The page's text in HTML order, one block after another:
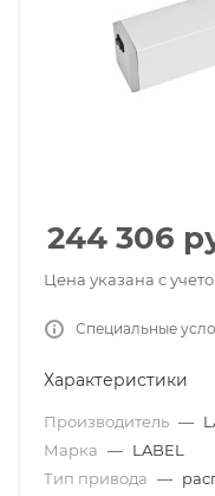
244 306
Цена указана с
Специальные
Характеристики
Производитель —
Марка — LABEL
Тип привода —